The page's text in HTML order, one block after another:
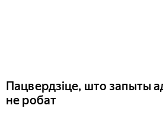
Пацвердзіце, што запыты
не робат